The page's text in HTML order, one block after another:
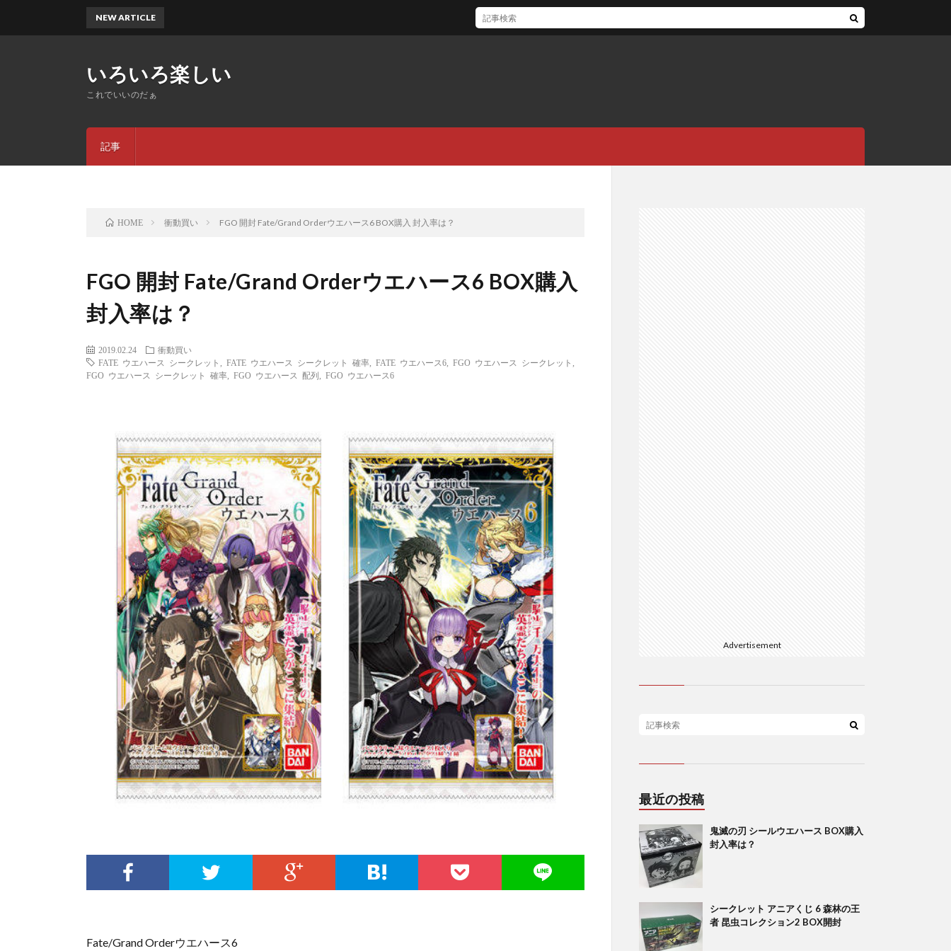
いろいろ楽しい
これでいいのだぁ
記事
NEW ARTICLE 鬼滅の刃 シールウエハース BOX購入 封入率は？
HOME 衝動買い FGO 開封 Fate/Grand Orderウエハース6 BOX購入 封入率は？
FGO 開封 Fate/Grand Orderウエハース6 BOX購入
封入率は？
2019.02.24
衝動買い
FATE ウエハース シークレット
FATE ウエハース シークレット 確率 FATE ウエハース6 FGO ウエハース シークレット
FGO ウエハース シークレット 確率
FGO ウエハース 配列 FGO ウエハース6
Fate/Grand Orderウエハース6
Advertisement
最近の投稿
鬼滅の刃 シールウエハース BOX購入
封入率は？
シークレット アニアくじ 6 森林の王
者 昆虫コレクション2 BOX開封